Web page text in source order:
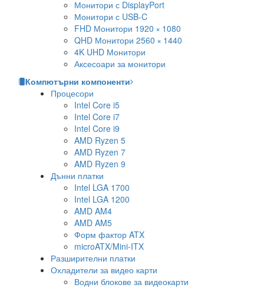
Монитори с DisplayPort
Монитори с USB-C
FHD Монитори 1920 × 1080
QHD Монитори 2560 × 1440
4K UHD Монитори
Аксесоари за монитори
Компютърни компоненти
Процесори
Intel Core i5
Intel Core i7
Intel Core i9
AMD Ryzen 5
AMD Ryzen 7
AMD Ryzen 9
Дънни платки
Intel LGA 1700
Intel LGA 1200
AMD AM4
AMD AM5
Форм фактор ATX
microATX/Mini-ITX
Разширителни платки
Охладители за видео карти
Водни блокове за видеокарти